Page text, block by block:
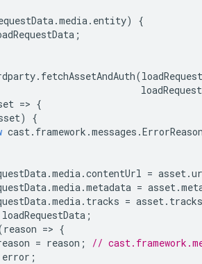
.media. entity)
{
;
. fetchAssetAndAuth(
=> {
)
{
cast. framework .messages .
.media.contentUrl = asset.
.media.metadata = asset.
.media. tracks = asset. tracks
loadRequestData ;
reason => {
= reason ;
//
error ;